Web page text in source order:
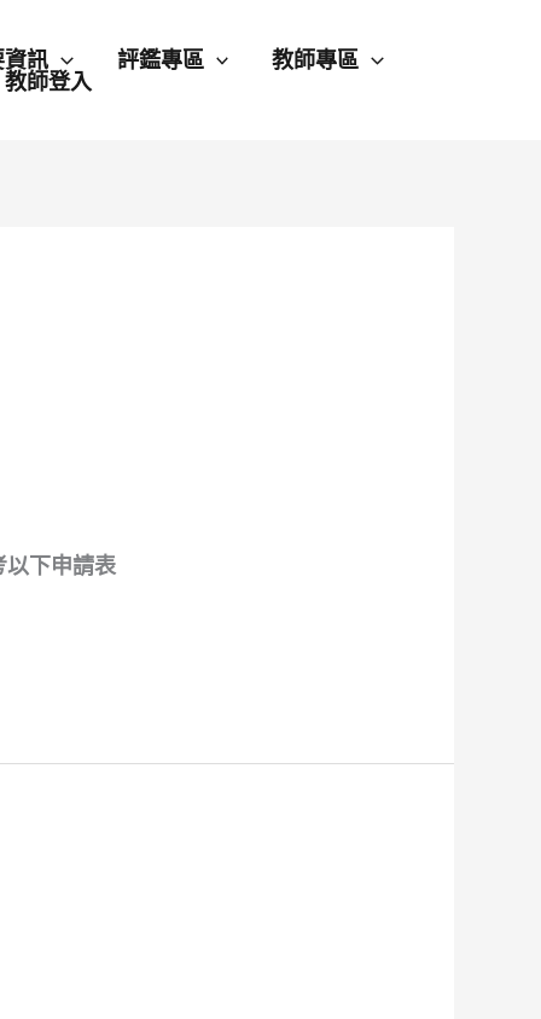
訊 評鑑專區 教師專區
教師登入
以下申請表